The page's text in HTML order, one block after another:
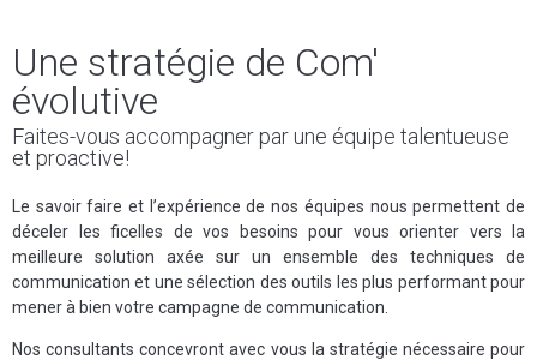
Une stratégie de Com'
évolutive
Faites-vous accompagner par une équipe talentueuse
et proactive!
Le savoir faire et l’expérience de nos équipes nous permettent de
déceler les ficelles de vos besoins pour vous orienter vers la
meilleure solution axée sur un ensemble des techniques de
communication et une sélection des outils les plus performant pour
mener à bien votre campagne de communication.
Nos consultants concevront avec vous la stratégie nécessaire pour